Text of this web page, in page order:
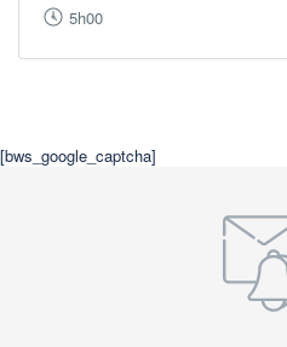
5h00
[bws_google_captcha]